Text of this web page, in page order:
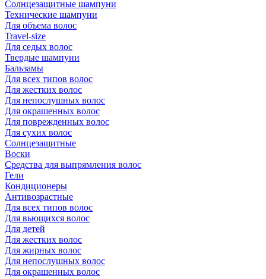
Солнцезащитные шампуни
Технические шампуни
Для объема волос
Travel-size
Для седых волос
Твердые шампуни
Бальзамы
Для всех типов волос
Для жестких волос
Для непослушных волос
Для окрашенных волос
Для поврежденных волос
Для сухих волос
Солнцезащитные
Воски
Средства для выпрямления волос
Гели
Кондиционеры
Антивозрастные
Для всех типов волос
Для вьющихся волос
Для детей
Для жестких волос
Для жирных волос
Для непослушных волос
Для окрашенных волос